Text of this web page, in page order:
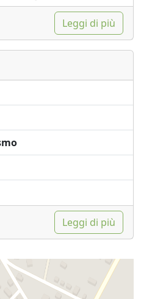
Leggi di più
Leggi di più